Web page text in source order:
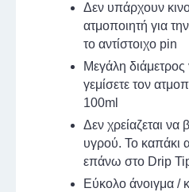
Δεν υπάρχουν
ατμοποιητή για
το αντίστοιχο pin
Μεγάλη
γεμίσετε τον
100ml
Δεν χρείαζεται να
υγρού. Το καπάκι
επάνω στο Drip
Εύκολο άνοιγμα /